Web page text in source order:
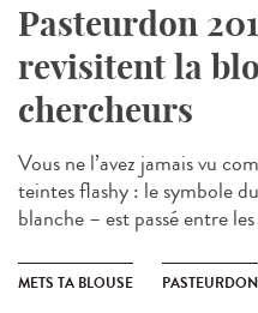
Pasteurdon
revisitent la
chercheurs
Vous ne l’avez jamais vu
teintes flashy : le symbole
blanche – est passé entre
METS TA BLOUSE PASTEURDON